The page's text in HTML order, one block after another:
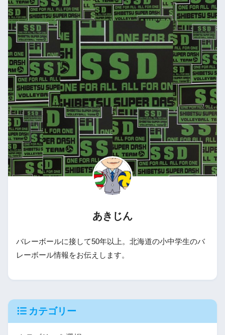
あきじん
バレーボールに接して50年以上。北海道の小中学生のバ
レーボール情報をお伝えします。
カテゴリー